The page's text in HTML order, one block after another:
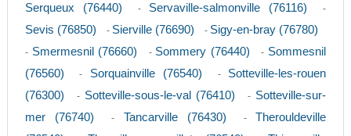
Serqueux (76440) - Servaville-salmonville (76116) -
Sevis (76850) - Sierville (76690) - Sigy-en-bray (76780)
- Smermesnil (76660) - Sommery (76440) - Sommesnil
(76560)
- Sorquainville (76540) - Sotteville-les-rouen
(76300)
- Sotteville-sous-le-val (76410) - Sotteville-sur-
mer (76740)
- Tancarville (76430) - Therouldeville